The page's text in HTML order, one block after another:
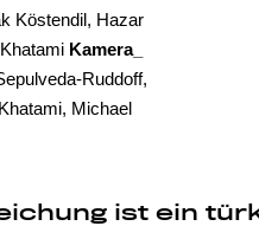
Köstendil, Hazar
Kamera_
Ruddoff,
Michael
ist ein